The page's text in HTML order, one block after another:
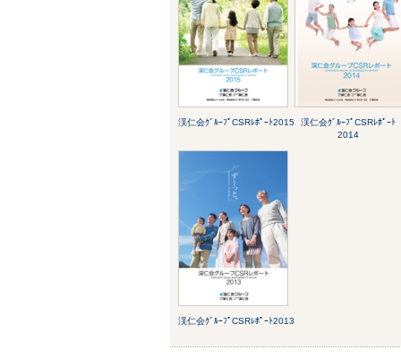
渓仁会ｸﾞﾙｰﾌﾟCSRﾚﾎﾟｰﾄ2015
渓仁会ｸﾞﾙｰﾌﾟCSRﾚﾎﾟｰﾄ
2014
渓仁会ｸﾞﾙｰﾌﾟCSRﾚﾎﾟｰﾄ2013